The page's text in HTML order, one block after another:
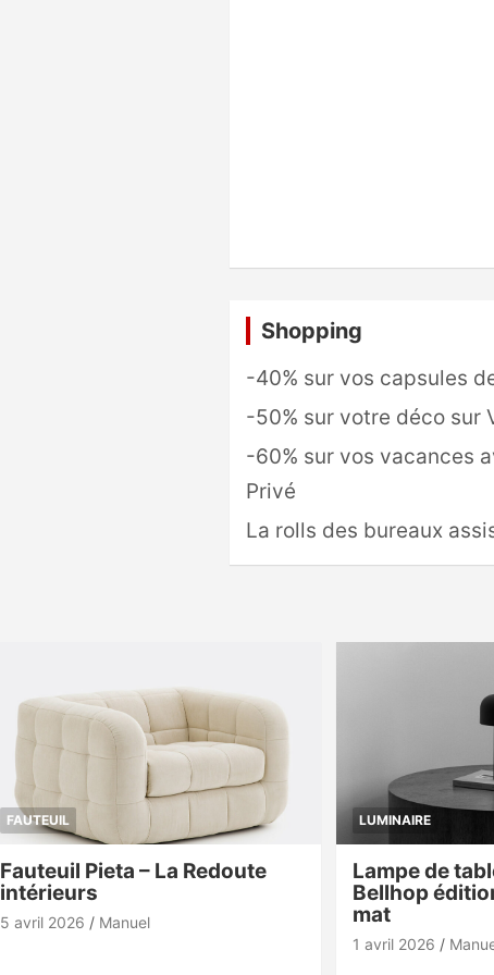
Shopping
-40% sur vos capsules
-50% sur votre déco sur
-60% sur vos vacances
Privé
La rolls des bureaux
FAUTEUIL
Fauteuil Pieta – La Redoute
intérieurs
5 avril 2026 Manuel
LUMINAIRE
Lampe de
Bellhop
mat
1 avril 2026